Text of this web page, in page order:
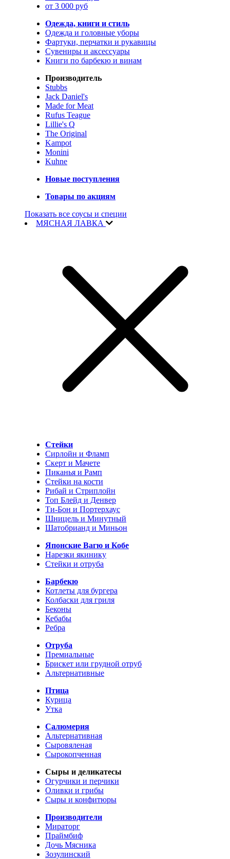
от 3 000 руб
Одежда, книги и стиль
Одежда и головные уборы
Фартуки, перчатки и рукавицы
Сувениры и аксессуары
Книги по барбекю и винам
Производитель
Stubbs
Jack Daniel's
Made for Meat
Rufus Teague
Lillie's Q
The Original
Kampot
Monini
Kuhne
Новые поступления
Товары по акциям
Показать все соусы и специи
МЯСНАЯ ЛАВКА
Стейки
Сирлойн и Фламп
Скерт и Мачете
Пиканья и Рамп
Стейки на кости
Рибай и Стриплойн
Топ Блейд и Денвер
Ти-Бон и Портерхаус
Шницель и Минутный
Шатобрианд и Миньон
Японские Вагю и Кобе
Нарезки якинику
Стейки и отруба
Барбекю
Котлеты для бургера
Колбаски для гриля
Беконы
Кебабы
Ребра
Отруба
Премиальные
Брискет или грудной отруб
Альтернативные
Птица
Курица
Утка
Салюмерия
Альтернативная
Сыровяленая
Сырокопченная
Сыры и деликатесы
Огурчики и перчики
Оливки и грибы
Сыры и конфитюры
Производители
Мираторг
Праймбиф
Дочь Мясника
Зозулинский